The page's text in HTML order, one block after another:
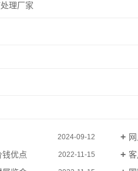
理厂家
2024-09-12
钱优点
2022-11-15